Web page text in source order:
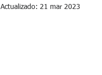
Actualizado: 21 mar 2023